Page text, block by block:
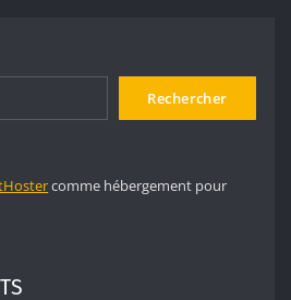
Rechercher
comme hébergement pour